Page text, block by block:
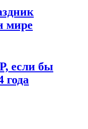
мире
если бы
года